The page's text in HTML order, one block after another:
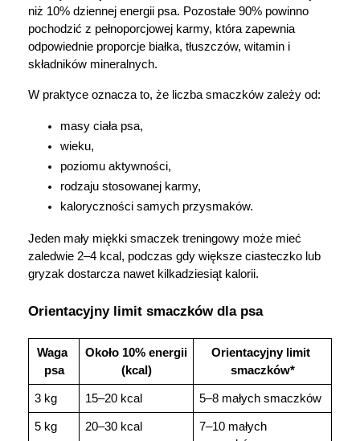
niż 10% dziennej energii psa. Pozostałe 90% powinno
pochodzić z pełnoporcjowej karmy, która zapewnia
odpowiednie proporcje białka, tłuszczów, witamin i
składników mineralnych.
W praktyce oznacza to, że liczba smaczków zależy od:
masy ciała psa,
wieku,
poziomu aktywności,
rodzaju stosowanej karmy,
kaloryczności samych przysmaków.
Jeden mały miękki smaczek treningowy może mieć
zaledwie 2–4 kcal, podczas gdy większe ciasteczko lub
gryzak dostarcza nawet kilkadziesiąt kalorii.
Orientacyjny limit smaczków dla psa
Waga
psa
Około 10% energii
(kcal)
Orientacyjny limit
smaczków*
3 kg 15–20 kcal 5–8 małych smaczków
5 kg 20–30 kcal
7–10 małych